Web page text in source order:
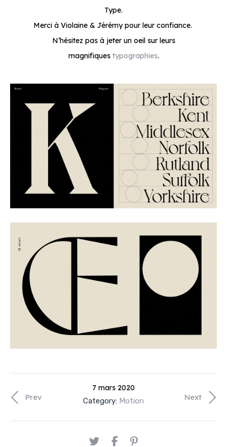
Type.
Merci à Violaine & Jérémy pour leur confiance.
N’hésitez pas à jeter un oeil sur leurs
magnifiques typographies.
Next
Prev
7 mars 2020
Category: Motion